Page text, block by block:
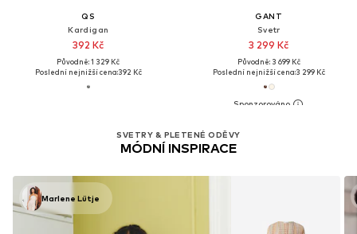
QS
Kardigan
392 Kč
Původně: 1 329 Kč
Poslední nejnižší cena:392 Kč
SVETRY & PLETENÉ ODĚVY
MÓDNÍ INSPIRACE
Marlene Lütje
GANT
Svetr
3 299 Kč
Původně: 3 699 Kč
Poslední nejnižší cena:3 299 Kč